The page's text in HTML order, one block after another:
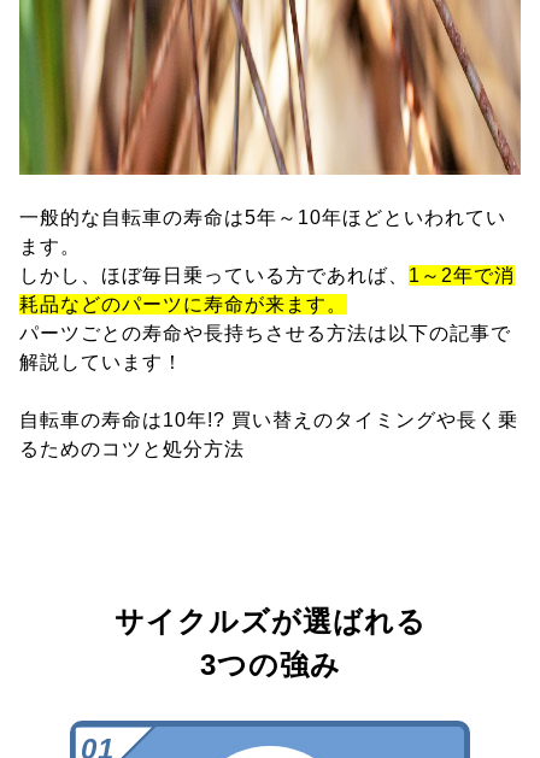
一般的な自転車の寿命は5年～10年ほどといわれてい
ます。
しかし、ほぼ毎日乗っている方であれば、 1～2年で消
耗品などのパーツに寿命が来ます。
パーツごとの寿命や長持ちさせる方法は以下の記事で
解説しています！
自転車の寿命は10年!? 買い替えのタイミングや長く乗
るためのコツと処分方法
サイクルズが選ばれる
3つの強み